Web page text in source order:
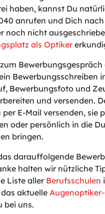
haben, kannst Du
anrufen und Dich
noch nicht
als Optiker
Bewerbungsschreiben
Bewerbungsfoto und
und versenden.
E-Mail versenden, sie
oder persönlich in die
bringen.
darauffolgende
halten wir nützliche
Liste aller Berufsschulen
aktuelle
bei uns.